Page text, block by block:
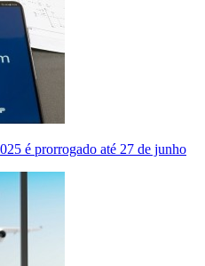
é prorrogado até 27 de junho